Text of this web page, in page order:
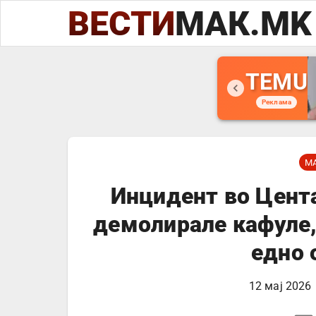
ВЕСТИМАК.MK
TEMU
Реклама
Инцидент во
демолирале
едно
12 мај 2026